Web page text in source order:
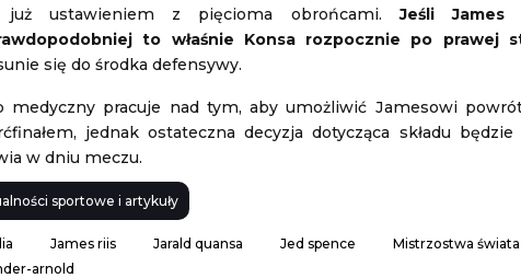
już ustawieniem z pięcioma obrońcami.Jeśli
to właśnie Konsa rozpocznie po prawej
się do środka defensywy.
medyczny pracuje nad tym, aby umożliwić Jamesowi
jednak ostateczna decyzja dotycząca składu będzie
w dniu meczu.
sportowe i artykuły
James riis Jarald quansa Jed spence Mistrzostwa świata
arnold